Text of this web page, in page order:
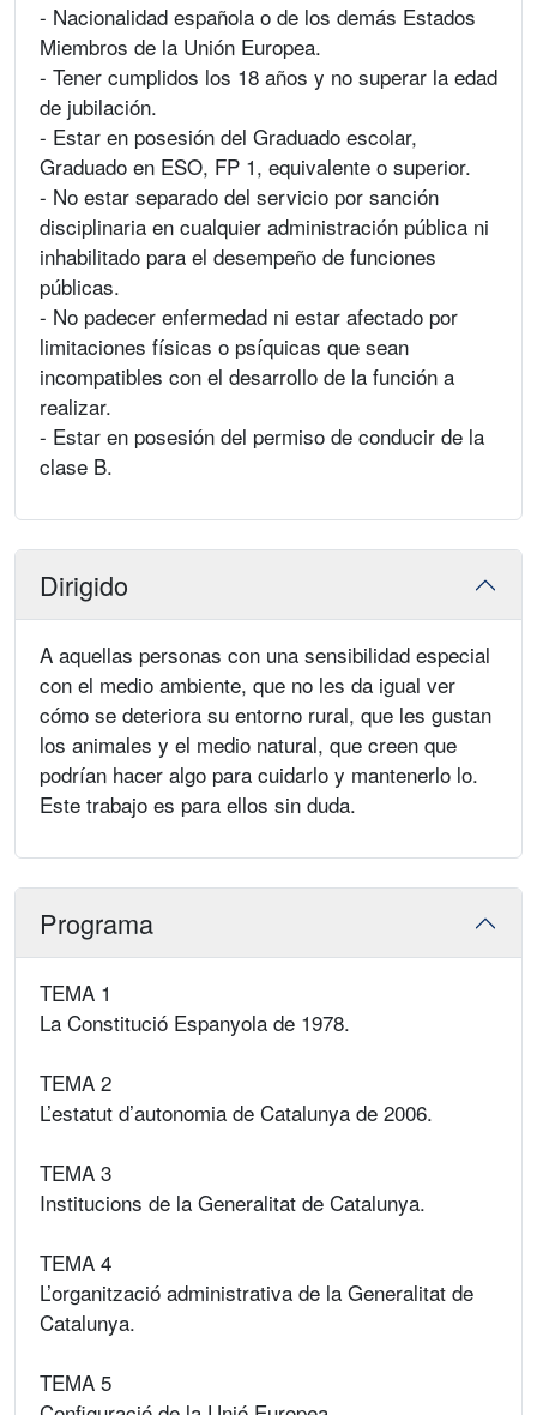
- Nacionalidad española o de los demás Estados
Miembros de la Unión Europea.
- Tener cumplidos los 18 años y no superar la edad
de jubilación.
- Estar en posesión del Graduado escolar,
Graduado en ESO, FP 1, equivalente o superior.
- No estar separado del servicio por sanción
disciplinaria en cualquier administración pública ni
inhabilitado para el desempeño de funciones
públicas.
- No padecer enfermedad ni estar afectado por
limitaciones físicas o psíquicas que sean
incompatibles con el desarrollo de la función a
realizar.
- Estar en posesión del permiso de conducir de la
clase B.
Dirigido
A aquellas personas con una sensibilidad especial
con el medio ambiente, que no les da igual ver
cómo se deteriora su entorno rural, que les gustan
los animales y el medio natural, que creen que
podrían hacer algo para cuidarlo y mantenerlo lo.
Este trabajo es para ellos sin duda.
Programa
TEMA 1
La Constitució Espanyola de 1978.
TEMA 2
L’estatut d’autonomia de Catalunya de 2006.
TEMA 3
Institucions de la Generalitat de Catalunya.
TEMA 4
L’organització administrativa de la Generalitat de
Catalunya.
TEMA 5